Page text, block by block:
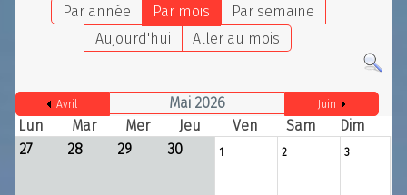
Par année Par mois
Par semaine
Aujourd'hui
Aller au mois
Avril Mai 2026 Juin
Lun Mar Mer Jeu Ven Sam
Dim
27
28 29 30 1 2 3